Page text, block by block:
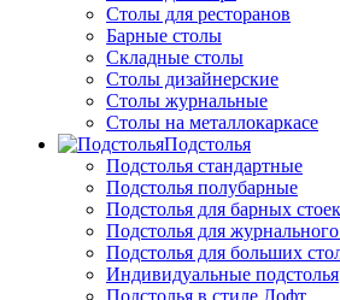
Столы для ресторанов
Барные столы
Складные столы
Столы дизайнерские
Столы журнальные
Столы на металлокаркасе
Подстолья
Подстолья стандартные
Подстолья полубарные
Подстолья для барных
Подстолья для журнального
Подстолья для больших
Индивидуальные подстолья
Подстолья в стиле Лофт